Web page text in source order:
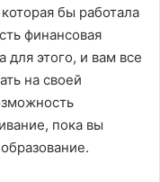
бы работала
финансовая
для этого, и вам все
на своей
пока вы